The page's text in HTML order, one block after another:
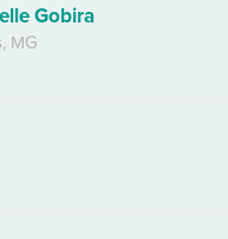
Gobira
, MG